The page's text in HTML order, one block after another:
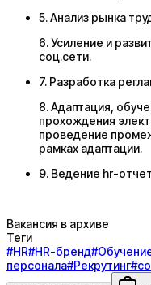
5. Анализ рынка
6. Усиление и
соц.сети.
7. Разработка
8. Адаптация,
прохождения
проведение
рамках адаптации.
9. Ведение hr-
Вакансия в архиве
Теги
#HR#HR-бренд#
персонала#Рекрутинг#